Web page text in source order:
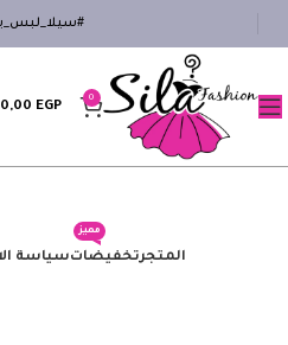
0
0,00 EGP
المتجرتخفيضات
مميز
سياسة